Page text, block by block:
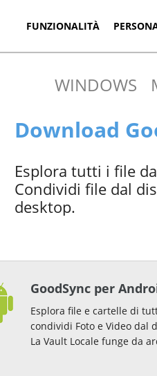
FUNZIONALITÀ
WINDOWS
Download
Esplora tutti i file
Condividi file dal
desktop.
GoodSync per
Esplora file e cartelle di
condividi Foto e Video dal
La Vault Locale funge da